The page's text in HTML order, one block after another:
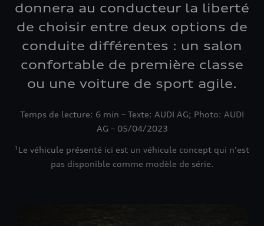
donnera au conducteur la liberté
de choisir entre deux options de
conduite différentes : un salon
confortable de première classe
ou une voiture de sport agile.
Temps de lecture: 6 min – Texte: AUDI AG; Photo: AUDI
AG – 05/04/2023
¹Le véhicule présenté ici est un véhicule concept qui n'est
pas disponible comme modèle de série.